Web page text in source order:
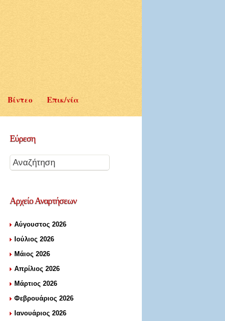
Βίντεο Επικ/νία
Εύρεση
ΑρχείοΑναρτήσεων
Αύγουστος 2026
Ιούλιος 2026
Μάιος 2026
Απρίλιος 2026
Μάρτιος 2026
Φεβρουάριος 2026
Ιανουάριος 2026